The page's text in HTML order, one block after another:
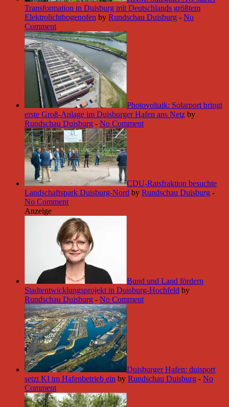
Transformation in Duisburg mit Deutschlands größtem
Elektrolichtbogenofen by Rundschau Duisburg - No
Comment
Photovoltaik: Solarport bringt
erste Groß-Anlage im Duisburger Hafen ans Netz by
Rundschau Duisburg - No Comment
CDU-Ratsfraktion besuchte
Landschaftspark Duisburg-Nord by Rundschau Duisburg -
No Comment
Anzeige
Bund und Land fördern
Stadtentwicklungsprojekt in Duisburg-Hochfeld by
Rundschau Duisburg - No Comment
Duisburger Hafen: duisport
setzt KI im Hafenbetrieb ein by Rundschau Duisburg - No
Comment